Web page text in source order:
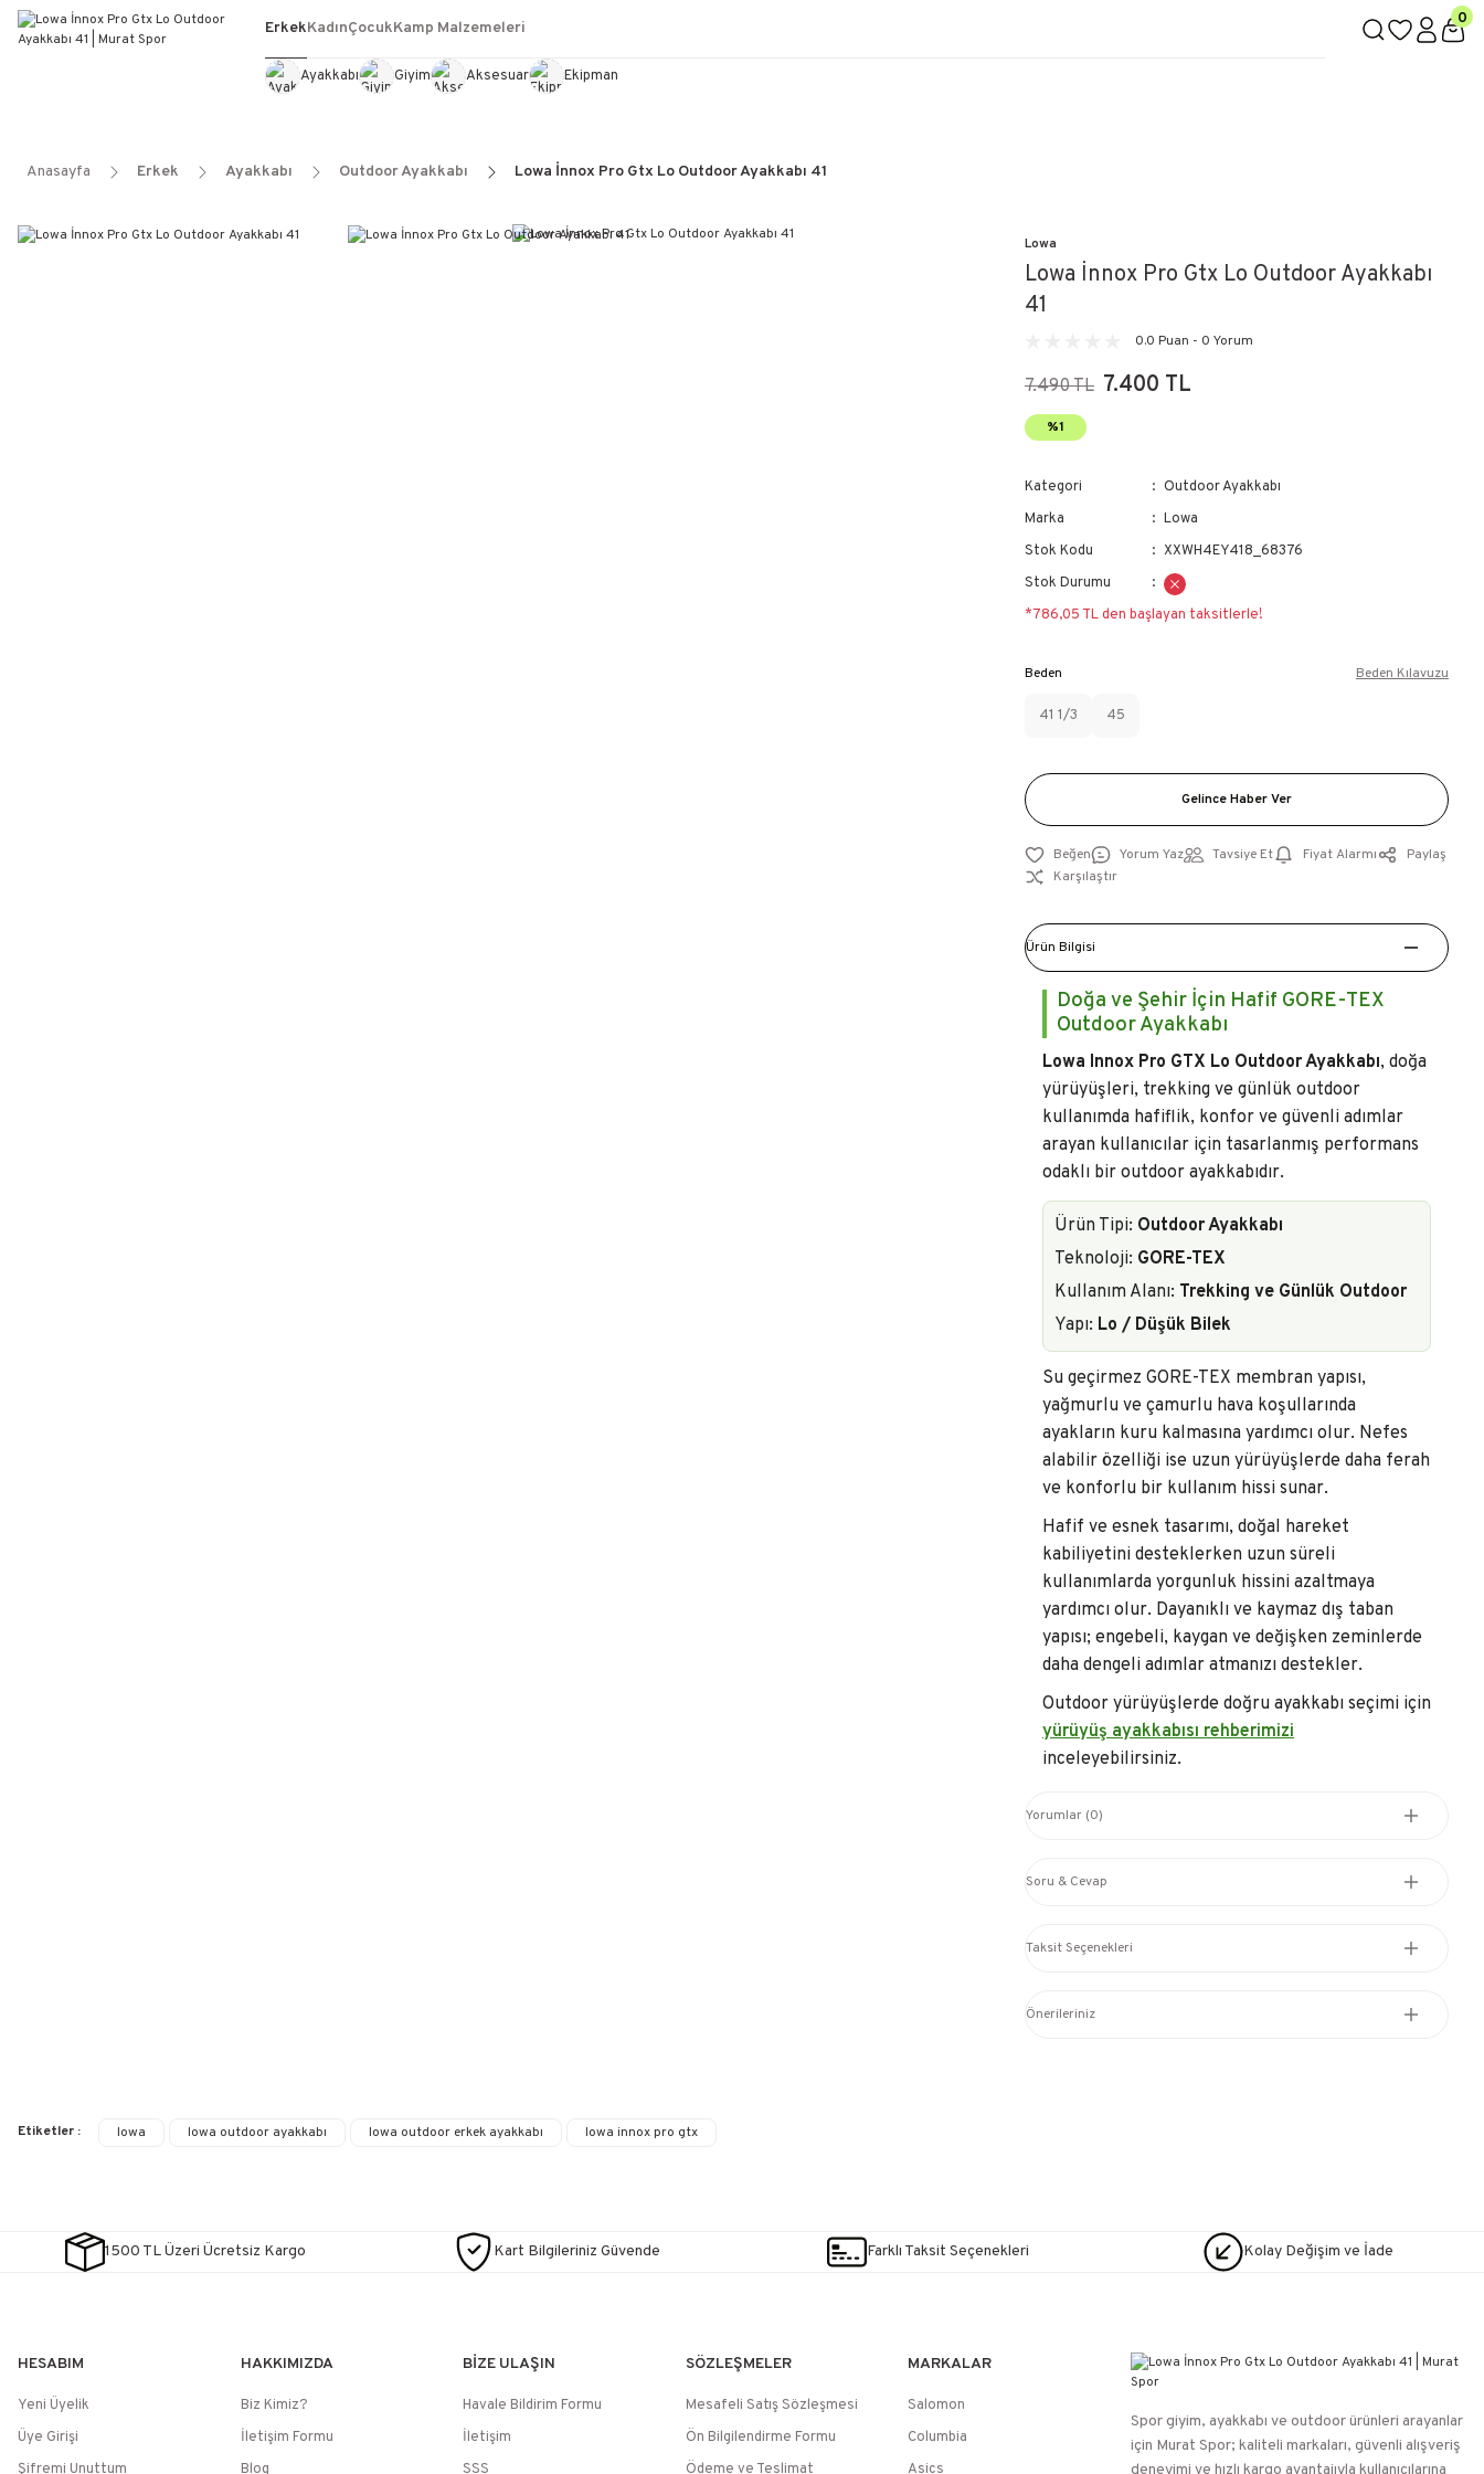
Erkek
Ayakkabı Giyim Aksesuar Ekipman
KadınÇocukKamp Malzemeleri
0
Anasayfa Erkek Ayakkabı Outdoor Ayakkabı Lowa İnnox Pro Gtx Lo Outdoor Ayakkabı 41
Lowa
Lowa İnnox Pro Gtx Lo Outdoor Ayakkabı
41
0.0 Puan - 0 Yorum
7.490 TL 7.400 TL
%1
Kategori
Outdoor Ayakkabı
Marka
Lowa
Stok Kodu
XXWH4EY418_68376
Stok Durumu
*786,05 TL den başlayan taksitlerle!
Beden
41 1/3 45
Beden Kılavuzu
Gelince Haber Ver
Yorum Yaz Tavsiye Et Fiyat Alarmı
Paylaş
Karşılaştır
Ürün Bilgisi
Doğa ve Şehir İçin Hafif GORE-TEX
Outdoor Ayakkabı
Lowa Innox Pro GTX Lo Outdoor Ayakkabı, doğa
yürüyüşleri, trekking ve günlük outdoor
kullanımda hafiflik, konfor ve güvenli adımlar
arayan kullanıcılar için tasarlanmış performans
odaklı bir outdoor ayakkabıdır.
Ürün Tipi: Outdoor Ayakkabı
Teknoloji: GORE-TEX
Kullanım Alanı: Trekking ve Günlük Outdoor
Yapı: Lo / Düşük Bilek
Su geçirmez GORE-TEX membran yapısı,
yağmurlu ve çamurlu hava koşullarında
ayakların kuru kalmasına yardımcı olur. Nefes
alabilir özelliği ise uzun yürüyüşlerde daha ferah
ve konforlu bir kullanım hissi sunar.
Hafif ve esnek tasarımı, doğal hareket
kabiliyetini desteklerken uzun süreli
kullanımlarda yorgunluk hissini azaltmaya
yardımcı olur. Dayanıklı ve kaymaz dış taban
yapısı; engebeli, kaygan ve değişken zeminlerde
daha dengeli adımlar atmanızı destekler.
Outdoor yürüyüşlerde doğru ayakkabı seçimi için
yürüyüş ayakkabısı rehberimizi
inceleyebilirsiniz.
Yorumlar (0)
Soru & Cevap
Taksit Seçenekleri
Önerileriniz
Etiketler : lowa lowa outdoor ayakkabı lowa outdoor erkek ayakkabı lowa innox pro gtx
1500 TL Üzeri Ücretsiz Kargo Kart Bilgileriniz Güvende Farklı Taksit Seçenekleri Kolay Değişim ve İade
HESABIM
Yeni Üyelik
Üye Girişi
Şifremi Unuttum
HAKKIMIZDA
Biz Kimiz?
İletişim Formu
Blog
BİZE ULAŞIN
Havale Bildirim Formu
İletişim
SSS
SÖZLEŞMELER
Mesafeli Satış Sözleşmesi
Ön Bilgilendirme Formu
Ödeme ve Teslimat
MARKALAR
Salomon
Columbia
Asics
Spor giyim, ayakkabı ve outdoor ürünleri arayanlar
için Murat Spor; kaliteli markaları, güvenli alışveriş
deneyimi ve hızlı kargo avantajıyla kullanıcılarına